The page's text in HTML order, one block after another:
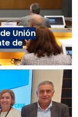
Unión
de